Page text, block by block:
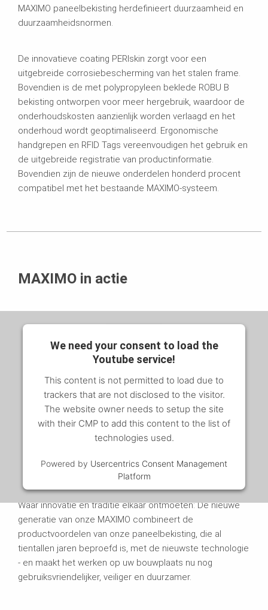
MAXIMO paneelbekisting herdefinieert duurzaamheid en
duurzaamheidsnormen.
De innovatieve coating PERIskin zorgt voor een
uitgebreide corrosiebescherming van het stalen frame.
Bovendien is de met polypropyleen beklede ROBU B
bekisting ontworpen voor meer hergebruik, waardoor de
onderhoudskosten aanzienlijk worden verlaagd en het
onderhoud wordt geoptimaliseerd. Ergonomische
handgrepen en RFID Tags vereenvoudigen het gebruik en
de uitgebreide registratie van productinformatie.
Bovendien zijn de nieuwe onderdelen honderd procent
compatibel met het bestaande MAXIMO-systeem.
MAXIMO in actie
We need your consent to load the
Youtube service!
This content is not permitted to load due to
trackers that are not disclosed to the visitor.
The website owner needs to setup the site
with their CMP to add this content to the list of
technologies used.
Powered by Usercentrics Consent Management
Platform
Ontdek de nieuwe functies
Waar innovatie en traditie elkaar ontmoeten: De nieuwe
generatie van onze MAXIMO combineert de
productvoordelen van onze paneelbekisting, die al
tientallen jaren beproefd is, met de nieuwste technologie
- en maakt het werken op uw bouwplaats nu nog
gebruiksvriendelijker, veiliger en duurzamer.